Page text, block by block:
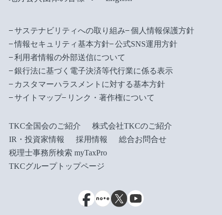
サステナビリティへの取り組み
個人情報保護方針
情報セキュリティ基本方針
公式SNS運用方針
利用者情報の外部送信について
銀行法に基づく電子決済等代行業に係る表示
カスタマーハラスメントに対する基本方針
サイトマップ
リンク・著作権について
TKC全国会のご紹介
株式会社TKCのご紹介
IR・投資家情報
採用情報
総合お問合せ
税理士事務所検索 myTaxPro
TKCグループトップページ